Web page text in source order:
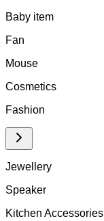
Baby item
Fan
Mouse
Cosmetics
Fashion
Jewellery
Speaker
Kitchen Accessories